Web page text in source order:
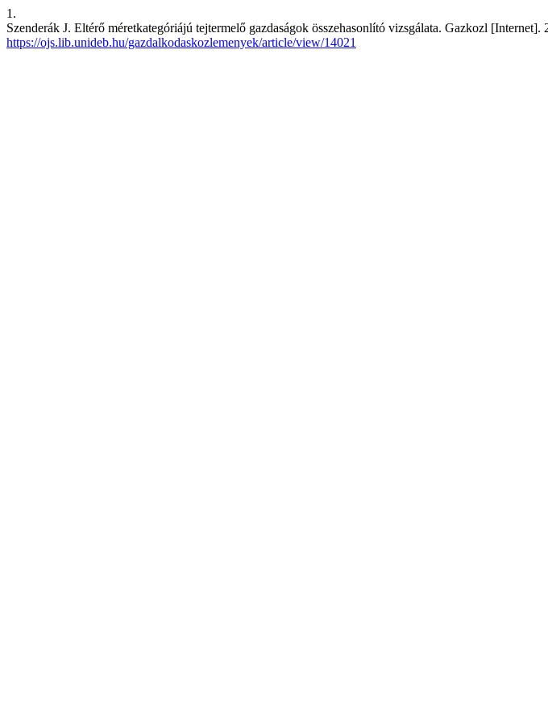
1.
Szenderák J. Eltérő méretkategóriájú tejtermelő gazdaságok összehasonlító vizsgálata. Gazkozl
https://ojs.lib.unideb.hu/gazdalkodaskozlemenyek/article/view/14021